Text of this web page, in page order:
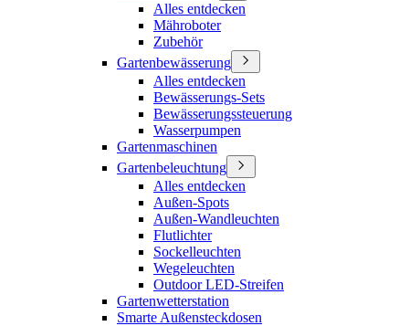
Alles entdecken
Mähroboter
Zubehör
Gartenbewässerung
Alles entdecken
Bewässerungs-Sets
Bewässerungssteuerung
Wasserpumpen
Gartenmaschinen
Gartenbeleuchtung
Alles entdecken
Außen-Spots
Außen-Wandleuchten
Flutlichter
Sockelleuchten
Wegeleuchten
Outdoor LED-Streifen
Gartenwetterstation
Smarte Außensteckdosen